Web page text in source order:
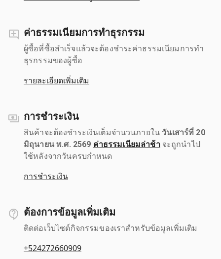
ค่าธรรมเนียมการทำธุรกรรม
ผู้ซื้อที่ซื้อสำเร็จแล้วจะต้องชำระค่าธรรมเนียมการทำ
ธุรกรรมของผู้ซื้อ
รายละเอียดเพิ่มเติม
การชำระเงิน
สินค้าจะต้องชำระเงินเต็มจำนวนภายใน วันเสาร์ที่ 20
มิถุนายน พ.ศ. 2569 ค่าธรรมเนียมล่าช้าจะถูกนำไป
ใช้หลังจากวันครบกำหนด
การชำระเงิน
ต้องการข้อมูลเพิ่มเติม
ติดต่อเว็บไซต์กิจกรรมของเราสำหรับข้อมูลเพิ่มเติม
+524272660909